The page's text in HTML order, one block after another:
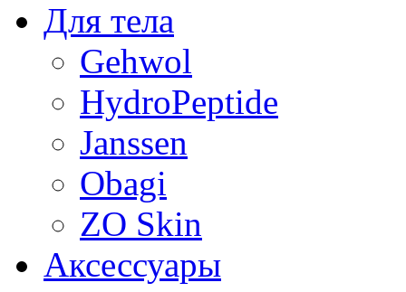
Для тела
Gehwol
HydroPeptide
Janssen
Obagi
ZO Skin
Aксессуары